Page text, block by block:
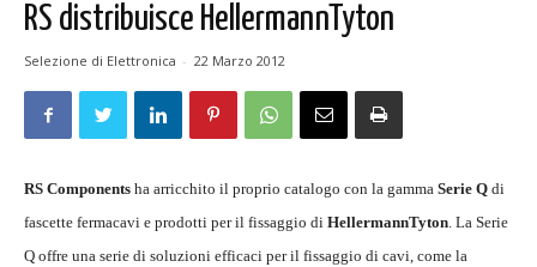
RS distribuisce HellermannTyton
Selezione di Elettronica - 22 Marzo 2012
RS Components ha arricchito il proprio catalogo con la gamma Serie Q di
fascette fermacavi e prodotti per il fissaggio di HellermannTyton. La Serie
Q offre una serie di soluzioni efficaci per il fissaggio di cavi, come la